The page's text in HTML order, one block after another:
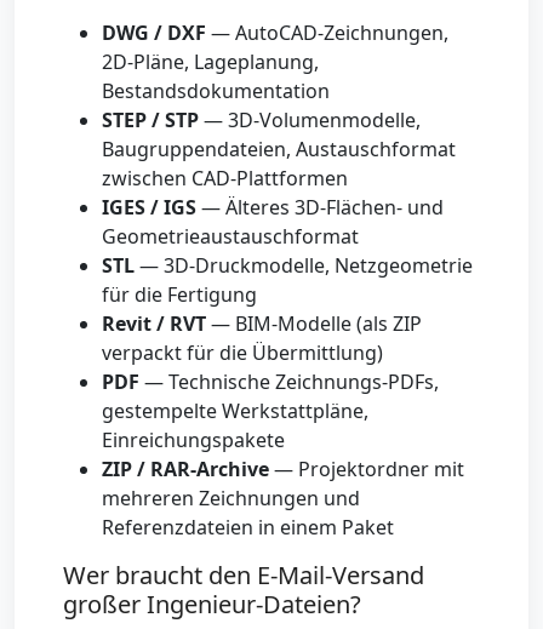
DWG / DXF — AutoCAD-Zeichnungen,
2D-Pläne, Lageplanung,
Bestandsdokumentation
STEP / STP— 3D-Volumenmodelle,
Baugruppendateien, Austauschformat
zwischen CAD-Plattformen
IGES / IGS— Älteres 3D-Flächen- und
Geometrieaustauschformat
STL— 3D-Druckmodelle, Netzgeometrie
für die Fertigung
Revit / RVT— BIM-Modelle (als ZIP
verpackt für die Übermittlung)
PDF — Technische Zeichnungs-PDFs,
gestempelte Werkstattpläne,
Einreichungspakete
ZIP / RAR-Archive— Projektordner mit
mehreren Zeichnungen und
Referenzdateien in einem Paket
Wer braucht den E-Mail-Versand
großer Ingenieur-Dateien?